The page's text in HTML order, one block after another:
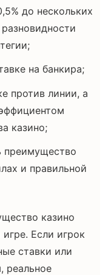
до нескольких
на банкира;
против линии, а
казино;
и правильной
казино
Если игрок
ставки или
реальное